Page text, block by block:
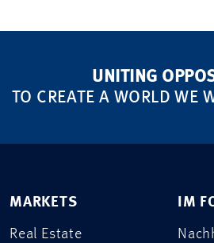
UNITING
TO CREATE A WORLD WE
MARKETS
Real Estate
IM